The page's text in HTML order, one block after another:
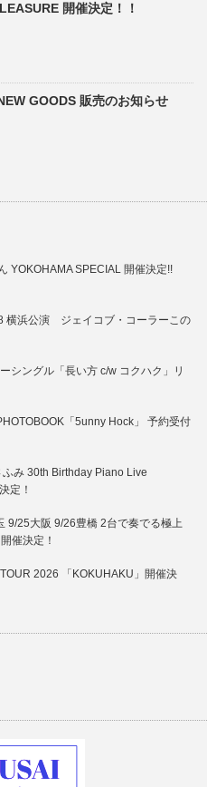
開催決定！！
GOODS 販売のお知らせ
YOKOHAMA SPECIAL 開催決定!!
浜公演 ジェイコブ・コーラーこの
シングル「長い方 c/w コクハク」リ
「5unny Hock」 予約受付
ふみ 30th Birthday Piano Live
定！
9/25大阪 9/26豊橋 2台で奏でる極上
催決定！
2026 「KOKUHAKU」開催決